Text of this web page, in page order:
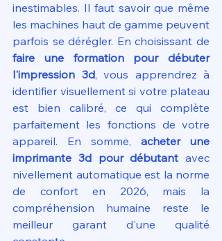
inestimables. Il faut savoir que même
les machines haut de gamme peuvent
faire une formation pour débuter
l'impression 3d, vous apprendrez à
identifier visuellement si votre plateau
est bien calibré, ce qui complète
parfaitement les fonctions de votre
appareil. En somme, acheter une
imprimante 3d pour débutant avec
nivellement automatique est la norme
de confort en 2026, mais la
compréhension humaine reste le
meilleur garant d'une qualité